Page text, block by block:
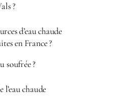
?
d’eau chaude
en France ?
soufrée ?
chaude